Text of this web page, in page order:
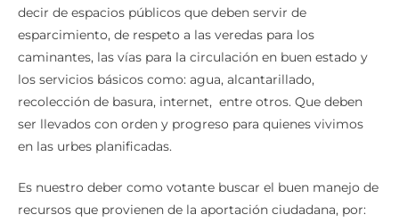
decir de espacios públicos que deben servir de
esparcimiento, de respeto a las veredas para los
caminantes, las vías para la circulación en buen estado y
los servicios básicos como: agua, alcantarillado,
recolección de basura, internet, entre otros. Que deben
ser llevados con orden y progreso para quienes vivimos
en las urbes planificadas.
Es nuestro deber como votante buscar el buen manejo de
recursos que provienen de la aportación ciudadana, por: